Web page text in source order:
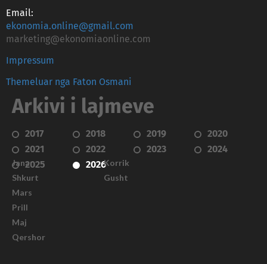
Email:
ekonomia.online@gmail.com
marketing@ekonomiaonline.com
Impressum
Themeluar nga Faton Osmani
Arkivi i lajmeve
2017 2018 2019
2020
2021
2022 2023
2024
2025
2026
Janar
Shkurt
Mars
Prill
Maj
Qershor
Korrik
Gusht